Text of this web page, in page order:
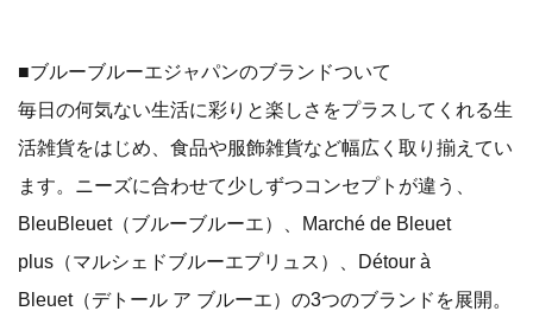
■ブルーブルーエジャパンのブランドついて
毎日の何気ない生活に彩りと楽しさをプラスしてくれる生
活雑貨をはじめ、食品や服飾雑貨など幅広く取り揃えてい
ます。ニーズに合わせて少しずつコンセプトが違う、
BleuBleuet（ブルーブルーエ）、Marché de Bleuet
plus（マルシェドブルーエプリュス）、Détour à
Bleuet（デトール ア ブルーエ）の3つのブランドを展開。